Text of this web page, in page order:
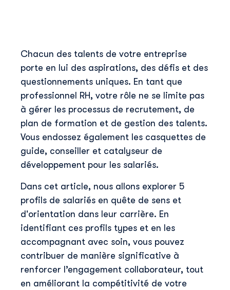
Chacun des talents de votre entreprise
porte en lui des aspirations, des défis et des
questionnements uniques. En tant que
professionnel RH, votre rôle ne se limite pas
à gérer les processus de recrutement, de
plan de formation et de gestion des talents.
Vous endossez également les casquettes de
guide, conseiller et catalyseur de
développement pour les salariés.
Dans cet article, nous allons explorer 5
profils de salariés en quête de sens et
d'orientation dans leur carrière. En
identifiant ces profils types et en les
accompagnant avec soin, vous pouvez
contribuer de manière significative à
renforcer l’engagement collaborateur, tout
en améliorant la compétitivité de votre